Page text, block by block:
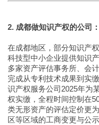
2. 成都做知识产权的公司
在成都地区，部分知识产
科技型中小企业提供知识
多家资产评估事务所、会
完成从专利技术成果到实
识产权服务公司2025年为
权实缴，全程时间控制在
类无形资产的评估定价更
区等区域的工商变更与公示